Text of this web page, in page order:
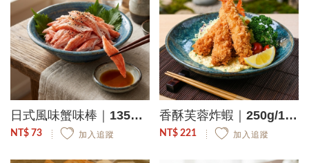
日式風味蟹味棒｜135g/包
NT$ 73 加入追蹤
香酥芙蓉炸蝦｜250g/10入/盒
NT$ 221 加入追蹤